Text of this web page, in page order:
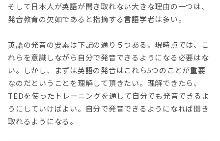
そして日本人が英語が聞き取れない大きな理由の一つは、
発音教育の欠如であると指摘する言語学者は多い。
英語の発音の要素は下記の通り５つある。現時点では、こ
れらを意識しながら自分で発音できるようになる必要はな
い。しかし、まずは英語の発音はこれら5つのことが重要
なのだということを理解して頂きたい。理解できたら、
TEDを使ったトレーニングを通して自分でも発音できるよ
うにしていけばよい。自分で発音できるようになれば聞き
取れるようになる。